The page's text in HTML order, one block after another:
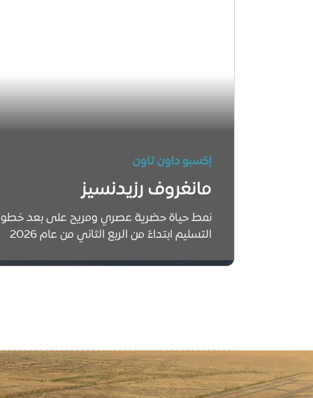
إكسبو داون تاون
مانغروف رزيدنسيز
نمط حياة حضرية عصري ومريح على بعد
التسليم ابتداءً من الربع الثاني من عام 2026
Desk-
Ar-